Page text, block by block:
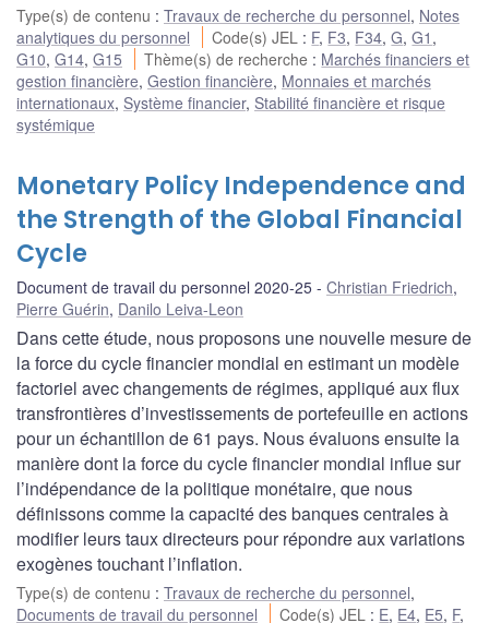
Type(s) de contenu : Travaux de recherche du personnel, Notes
analytiques du personnel
Code(s) JEL : F, F3, F34,G,G1 ,
G10, G14, G15 Thème(s) de recherche : Marchés financiers et
gestion financière, Gestion financière, Monnaies et marchés
internationaux, Système financier, Stabilité financière et risque
systémique
Monetary Policy Independence and
the Strength of the Global Financial
Cycle
Document de travail du personnel 2020-25 Christian Friedrich,
Pierre Guérin, Danilo Leiva-Leon
Dans cette étude, nous proposons une nouvelle mesure de
la force du cycle financier mondial en estimant un modèle
factoriel avec changements de régimes, appliqué aux flux
transfrontières d’investissements de portefeuille en actions
pour un échantillon de 61 pays. Nous évaluons ensuite la
manière dont la force du cycle financier mondial influe sur
l’indépendance de la politique monétaire, que nous
définissons comme la capacité des banques centrales à
modifier leurs taux directeurs pour répondre aux variations
exogènes touchant l’inflation.
Type(s) de contenu : Travaux de recherche du personnel,
Documents de travail du personnel
Code(s) JEL : E, E4, E5, F,